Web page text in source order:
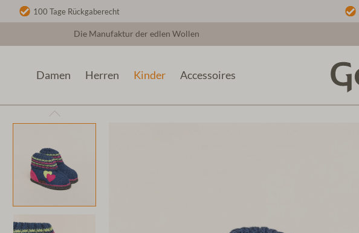
100 Tage Rückgaberecht
Die Manufaktur der edlen Wollen
Damen Herren Kinder Accessoires